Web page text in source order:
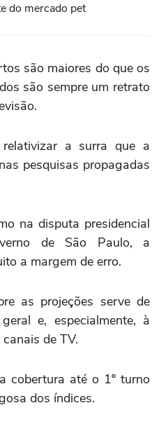
do mercado pet
são maiores do que os
são sempre um retrato
a surra que a
pesquisas propagadas
na disputa presidencial
de São Paulo, a
a margem de erro.
as projeções serve de
e, especialmente, à
de TV.
cobertura até o 1º turno
dos índices.